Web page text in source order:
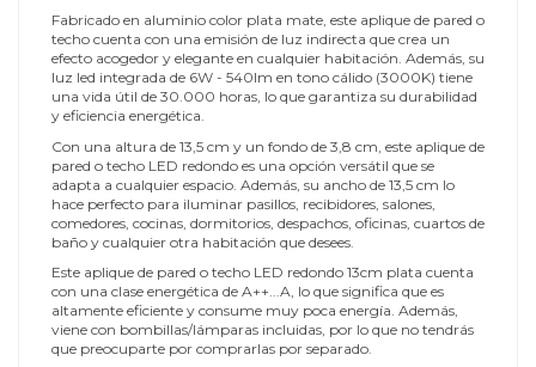
Fabricado en aluminio color plata mate, este aplique de pared o
techo cuenta con una emisión de luz indirecta que crea un
efecto acogedor y elegante en cualquier habitación. Además, su
luz led integrada de 6W - 540lm en tono cálido (3000K) tiene
una vida útil de 30.000 horas, lo que garantiza su durabilidad
y eficiencia energética.
Con una altura de 13,5 cm y un fondo de 3,8 cm, este aplique de
pared o techo LED redondo es una opción versátil que se
adapta a cualquier espacio. Además, su ancho de 13,5 cm lo
hace perfecto para iluminar pasillos, recibidores, salones,
comedores, cocinas, dormitorios, despachos, oficinas, cuartos de
baño y cualquier otra habitación que desees.
Este aplique de pared o techo LED redondo 13cm plata cuenta
con una clase energética de A++...A, lo que significa que es
altamente eficiente y consume muy poca energía. Además,
viene con bombillas/lámparas incluidas, por lo que no tendrás
que preocuparte por comprarlas por separado.